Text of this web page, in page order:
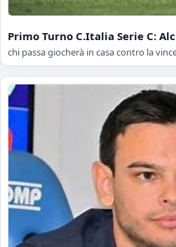
Primo Turno C.Italia Serie C:
chi passa giocherà in casa contro la